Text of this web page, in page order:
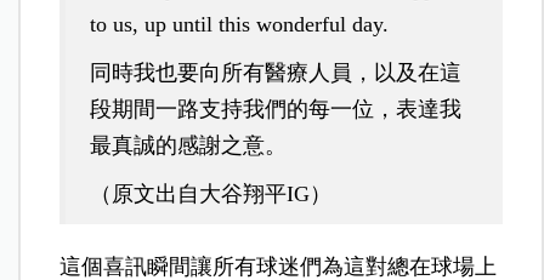
to us, up until this wonderful day.
同時我也要向所有醫療人員，以及在這
段期間一路支持我們的每一位，表達我
最真誠的感謝之意。
（原文出自大谷翔平IG）
這個喜訊瞬間讓所有球迷們為這對總在球場上